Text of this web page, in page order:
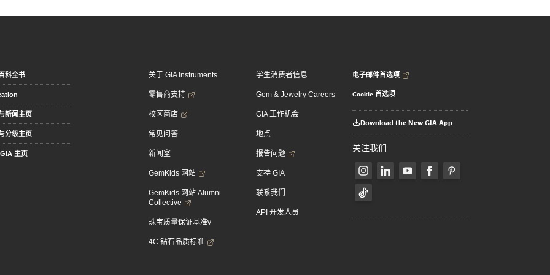
科全书
新闻主页
分级主页
主页
关于 GIA Instruments
零售商支持
校区商店
常见问答
新闻室
GemKids 网站
GemKids 网站 Alumni
Collective
珠宝质量保证基准v
4C 钻石品质标准
学生消费者信息
Gem & Jewelry Careers
GIA 工作机会
地点
报告问题
支持 GIA
联系我们
API 开发人员
电子邮件首选项
Cookie 首选项
Download the New GIA App
关注我们